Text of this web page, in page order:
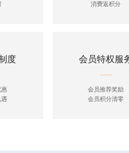
消费返积分
度
惠
会员特权服
会员推荐奖励
会员积分清零